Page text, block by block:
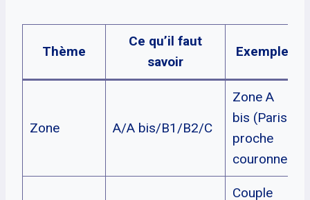
Thème
Ce qu’il faut
savoir
Exemple
Zone A/A bis/B1/B2/C
Zone A
bis (Paris
proche
couronne)
Couple